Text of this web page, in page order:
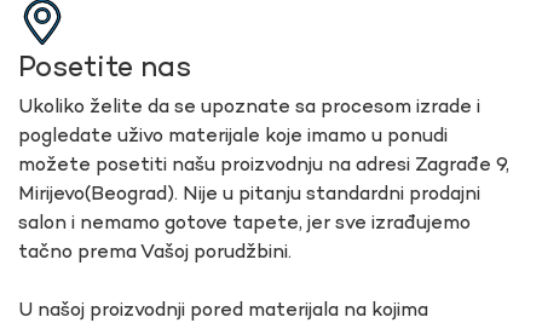
Posetite nas
Ukoliko želite da se upoznate sa procesom izrade i
pogledate uživo materijale koje imamo u ponudi
možete posetiti našu proizvodnju na adresi Zagrađe 9,
Mirijevo(Beograd). Nije u pitanju standardni prodajni
salon i nemamo gotove tapete, jer sve izrađujemo
tačno prema Vašoj porudžbini.
U našoj proizvodnji pored materijala na kojima